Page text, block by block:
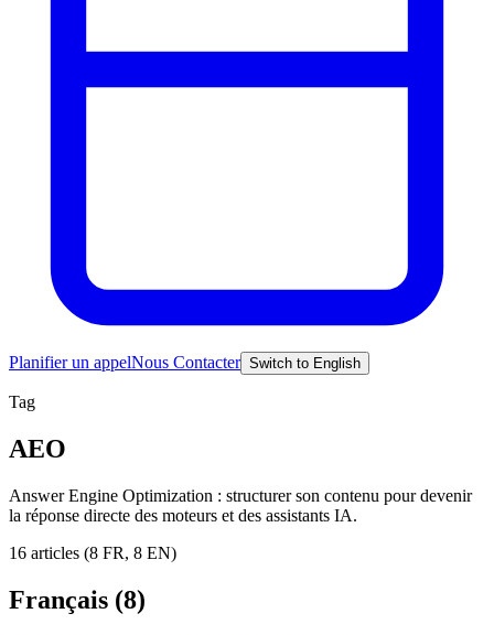
Planifier un appelNous Contacter Switch to English
Tag
AEO
Answer Engine Optimization : structurer son contenu pour devenir
la réponse directe des moteurs et des assistants IA.
16 articles (8 FR, 8 EN)
Français (8)